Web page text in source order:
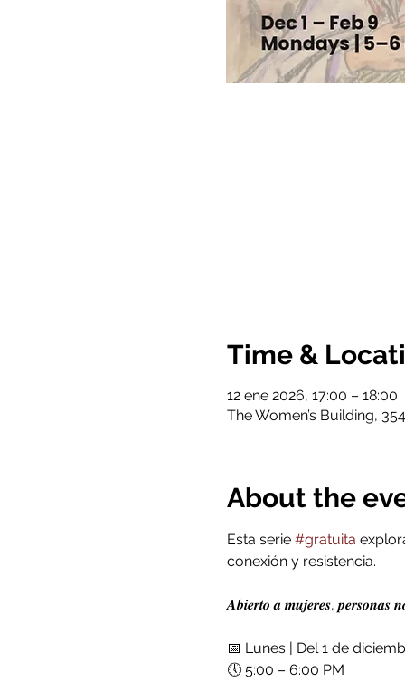
Time &
12 ene 2026, 17:00 – 18:00
The Women’s Building,
About the
Esta serie #gratuita
conexión y resistencia.
𝑨𝒃𝒊𝒆𝒓𝒕𝒐 𝒂 𝒎𝒖𝒋𝒆𝒓𝒆𝒔, 𝒑𝒆𝒓𝒔𝒐𝒏𝒂𝒔
📅 Lunes | Del 1 de
🕔 5:00 – 6:00 PM